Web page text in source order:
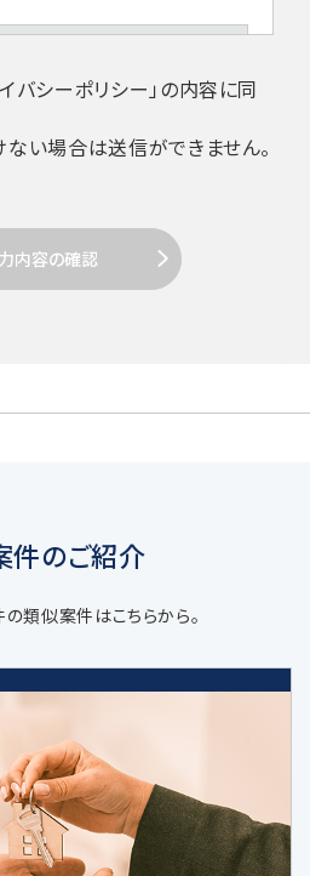
取扱うにあたり、個人
社サービスに関する業務
する当社及び当社業務
ビスのご案内、社内にお
資料作成のため
バシーポリシー」の内容に同
い場合は送信ができません。
内容の確認
件のご紹介
類似案件はこちらから。